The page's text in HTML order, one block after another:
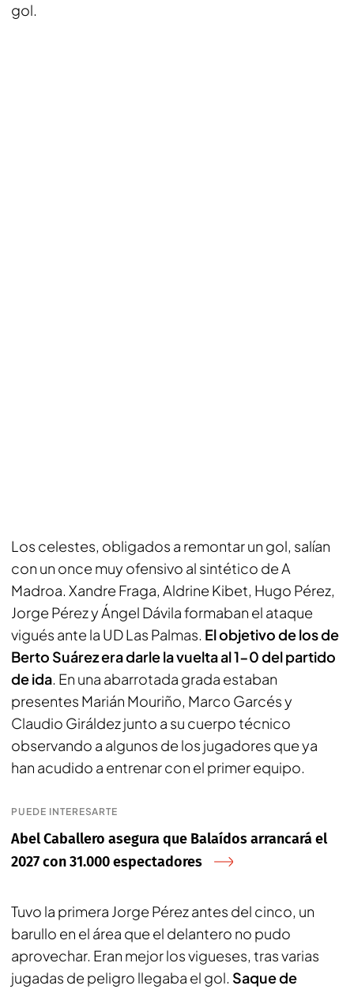
gol.
Los celestes, obligados a remontar un gol, salían
con un once muy ofensivo al sintético de A
Madroa. Xandre Fraga, Aldrine Kibet, Hugo Pérez,
Jorge Pérez y Ángel Dávila formaban el ataque
vigués ante la UD Las Palmas. El objetivo de los de
Berto Suárez era darle la vuelta al 1-0 del partido
de ida. En una abarrotada grada estaban
presentes Marián Mouriño, Marco Garcés y
Claudio Giráldez junto a su cuerpo técnico
observando a algunos de los jugadores que ya
han acudido a entrenar con el primer equipo.
PUEDE INTERESARTE
Abel Caballero asegura que Balaídos arrancará el
2027 con 31.000 espectadores
Tuvo la primera Jorge Pérez antes del cinco, un
barullo en el área que el delantero no pudo
aprovechar. Eran mejor los vigueses, tras varias
jugadas de peligro llegaba el gol. Saque de